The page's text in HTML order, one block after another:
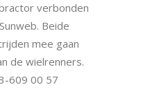
verbonden
Beide
mee gaan
de wielrenners.
609 00 57